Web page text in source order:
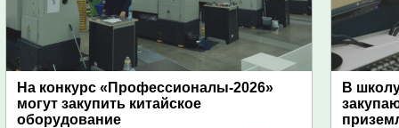
На конкурс «Профессионалы-2026»
могут закупить китайское
оборудование
В